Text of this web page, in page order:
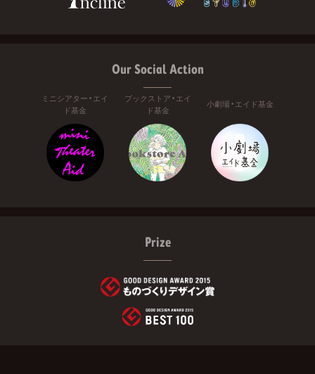
Our Social Action
ミニシアター・エイ
ド基金
ブックストア・エイ
ド基金
小劇場・エイド基金
Prize